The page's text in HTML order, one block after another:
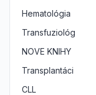
Hematológia
Transfuziológ
NOVE KNIHY
Transplantáci
CLL